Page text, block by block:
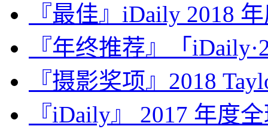
『最佳』iDaily 2018
『年终推荐』「
『摄影奖项』2018
『iDaily』 2017 年度